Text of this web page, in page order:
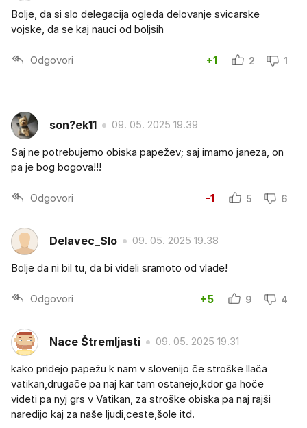
Bolje, da si slo delegacija ogleda delovanje svicarske
vojske, da se kaj nauci od boljsih
Odgovori +1 2 1
son?ek11 09. 05. 2025 19.39
Saj ne potrebujemo obiska papežev; saj imamo janeza, on
pa je bog bogova!!!
Odgovori -1 5 6
Delavec_Slo 09. 05. 2025 19.38
Bolje da ni bil tu, da bi videli sramoto od vlade!
Odgovori +5 9 4
Nace Štremljasti 09. 05. 2025 19.31
kako pridejo papežu k nam v slovenijo če stroške llača
vatikan,drugače pa naj kar tam ostanejo,kdor ga hoče
videti pa nyj grs v Vatikan, za stroške obiska pa naj rajši
naredijo kaj za naše ljudi,ceste,šole itd.